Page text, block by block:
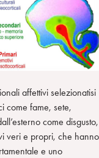
affettivi selezionatisi
come fame, sete,
come disgusto,
veri e propri, che hanno
e uno